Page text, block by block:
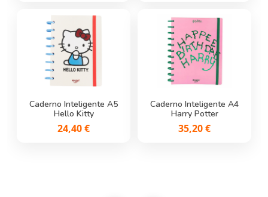
Caderno Inteligente A5
Hello Kitty
24,40 €
Caderno Inteligente A4
Harry Potter
35,20 €